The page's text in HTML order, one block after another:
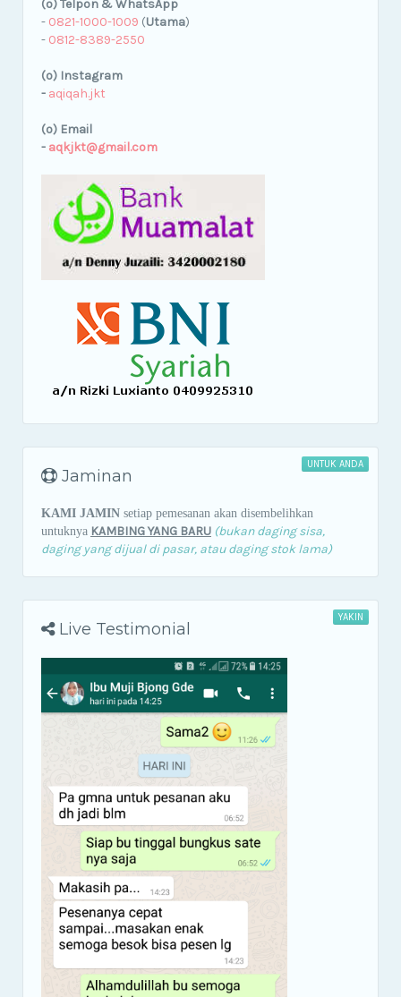
(o) Telpon & WhatsApp
- 0821-1000-1009 (Utama)
- 0812-8389-2550
(o) Instagram
- aqiqah.jkt
(o) Email
- aqkjkt@gmail.com
UNTUK ANDA
Jaminan
KAMI JAMIN setiap pemesanan akan disembelihkan
untuknya KAMBING YANG BARU (bukan daging sisa,
daging yang dijual di pasar, atau daging stok lama)
YAKIN
Live Testimonial